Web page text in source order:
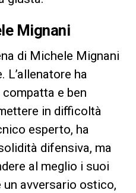
Mignani
di Michele Mignani
L’allenatore ha
e ben
in difficoltà
esperto, ha
difensiva, ma
al meglio i suoi
avversario ostico,